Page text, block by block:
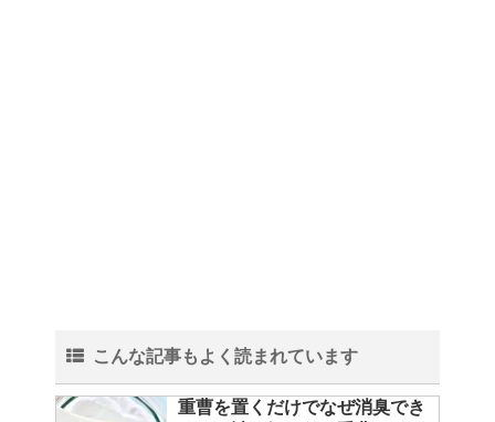
こんな記事もよく読まれています
重曹を置くだけでなぜ消臭でき